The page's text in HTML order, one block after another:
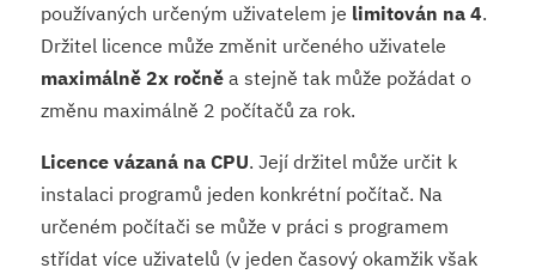
používaných určeným uživatelem je limitován na 4.
Držitel licence může změnit určeného uživatele
maximálně 2x ročně a stejně tak může požádat o
změnu maximálně 2 počítačů za rok.
Licence vázaná na CPU. Její držitel může určit k
instalaci programů jeden konkrétní počítač. Na
určeném počítači se může v práci s programem
střídat více uživatelů (v jeden časový okamžik však